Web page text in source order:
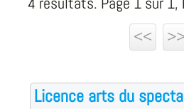
<<
Licence arts du